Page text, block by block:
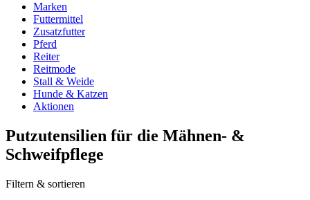
Marken
Futtermittel
Zusatzfutter
Pferd
Reiter
Reitmode
Stall & Weide
Hunde & Katzen
Aktionen
Putzutensilien für die Mähnen- &
Schweifpflege
Filtern & sortieren